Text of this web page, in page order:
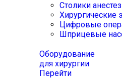
Столики
Хирургические
Цифровые
Шприцевые
Оборудование
для хирургии
Перейти